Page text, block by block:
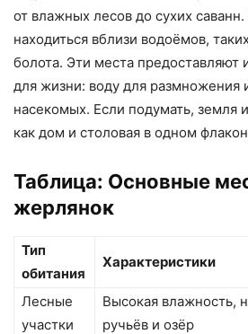
от влажных лесов до сухих
находиться вблизи водоёмов,
болота. Эти места предоставляют
для жизни: воду для размножения
насекомых. Если подумать, земля
как дом и столовая в одном
Таблица: Основные
жерлянок
Тип
обитания
Характеристики
Лесные
участки
Высокая влажность,
ручьёв и озёр